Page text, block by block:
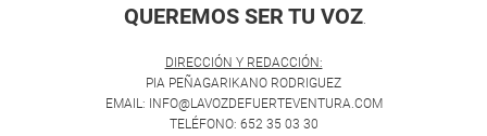
QUEREMOS SER TU VOZ.
DIRECCIÓN Y REDACCIÓN:
PIA PEÑAGARIKANO RODRIGUEZ
EMAIL: INFO@LAVOZDEFUERTEVENTURA.COM
TELÉFONO: 652 35 03 30